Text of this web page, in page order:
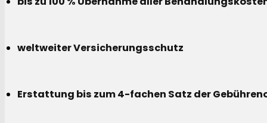
weltweiter Versicherungsschutz
Erstattung bis zum 4-fachen Satz der